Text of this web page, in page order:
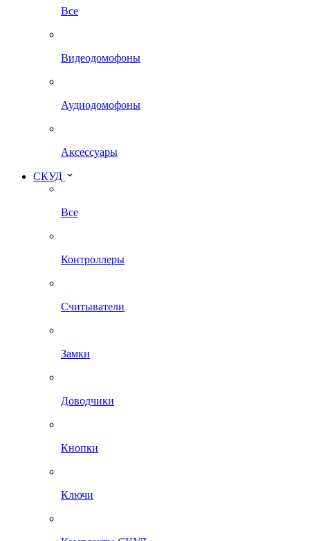
Все
Видеодомофоны
Аудиодомофоны
Аксессуары
СКУД
Все
Контроллеры
Считыватели
Замки
Доводчики
Кнопки
Ключи